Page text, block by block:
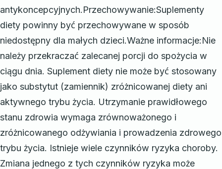
antykoncepcyjnych.Przechowywanie:Suplementy
diety powinny być przechowywane w sposób
niedostępny dla małych dzieci.Ważne informacje:Nie
należy przekraczać zalecanej porcji do spożycia w
ciągu dnia. Suplement diety nie może być stosowany
jako substytut (zamiennik) zróżnicowanej diety ani
aktywnego trybu życia. Utrzymanie prawidłowego
stanu zdrowia wymaga zrównoważonego i
zróżnicowanego odżywiania i prowadzenia zdrowego
trybu życia. Istnieje wiele czynników ryzyka choroby.
Zmiana jednego z tych czynników ryzyka może